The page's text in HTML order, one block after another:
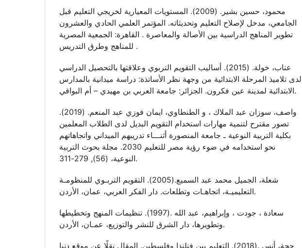
محمود، حسين بشير. (2009). المستويات المعيارية لخريجي التعليم قبل
الجامعي، مدخل لإصلاح التعليم وتحديثاته. المؤتمر العلمي الحادي والعشرون
تطوير المناهج الدراسية بين الأصالة والمعاصرة . القاهرة: الجمعية المصرية
للمناهج وطرق التدريس .
عناب، خولة. (2015). أساليب التقويم التربوي وعلاقتها بالتحصيل الدراسي
لدى تلاميذ المرحلة الابتدائية من وجهة نظر الأساتذة: دراسة ميدانية بالمدارس
الابتدائية لمدينة عين فكرون. الجزائر: جامعة العربي بن مهيدي – أم البواقي.
واصف، سوزان عبد الملاك ، و الطنطاوي، ايمان فوزي عبد المنعم. (2019).
تصور مقترح لتنمية مهارات استخدام التقويم البديل لدى الطلاب المعلمين
بکلية التربية النوعية ـ جامعة المنصورة أثنـــاء تدريبهم الميداني واتجاهاتهم
نحو استخدامه في ضوء رؤية مصر للتعليم 2030. مجلة بحوث التربية
النوعية، (56), 279-311.
شعلة، الجميل محمد عبد السميع.(2005). التقويم التربـوي للمنظومـة
التعليميـة، اتجاهـات وتطلعات. دار الفكر العربي، عمان، الأردن.
سعادة ، جودت ، وإبراهيم، عبد الله .(1997). تنظيمات المنهج وتخطيطها
وتطويرها، دار الشرق للنشر والتوزيع، عمـان، الأردن.
حجة، أنس .(2018). التعليم بين فنلندا وفلسطين. المقال نقلًا عن موقع دنيا